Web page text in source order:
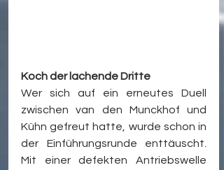
Koch der lachende Dritte
Wer sich auf ein erneutes Duell
zwischen van den Munckhof und
Kühn gefreut hatte, wurde schon in
der Einführungsrunde enttäuscht.
Mit einer defekten Antriebswelle